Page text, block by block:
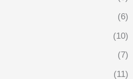
(6)
(10)
(7)
(11)